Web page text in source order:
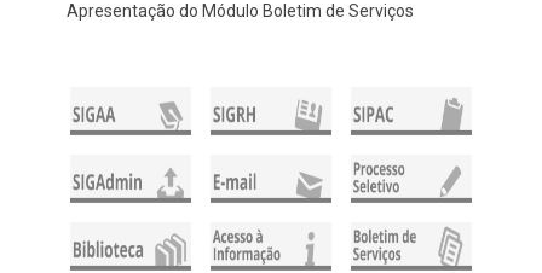
Apresentação do Módulo Boletim de Serviços